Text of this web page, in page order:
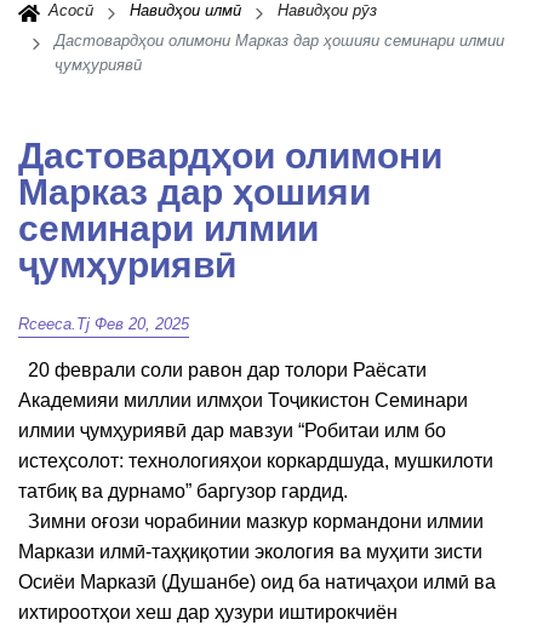
Асосӣ Навидҳои илмӣ
Навидҳои рӯз
Дастовардҳои олимони Марказ дар ҳошияи семинари илмии
ҷумҳуриявӣ
Дастовардҳои олимони
Марказ дар ҳошияи
семинари илмии
ҷумҳуриявӣ
Rceeca.tj Фев 20, 2025
20 феврали соли равон дар толори Раёсати
Академияи миллии илмҳои Тоҷикистон Семинари
илмии ҷумҳуриявӣ дар мавзуи “Робитаи илм бо
истеҳсолот: технологияҳои коркардшуда, мушкилоти
татбиқ ва дурнамо” баргузор гардид.
Зимни оғози чорабинии мазкур кормандони илмии
Маркази илмӣ-таҳқиқотии экология ва муҳити зисти
Осиёи Марказӣ (Душанбе) оид ба натиҷаҳои илмӣ ва
ихтироотҳои хеш дар ҳузури иштирокчиён